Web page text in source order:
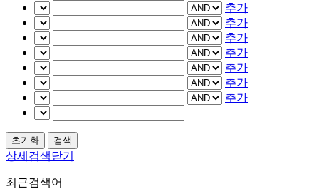
추가
추가
추가
추가
추가
추가
추가
상세검색닫기
최근검색어